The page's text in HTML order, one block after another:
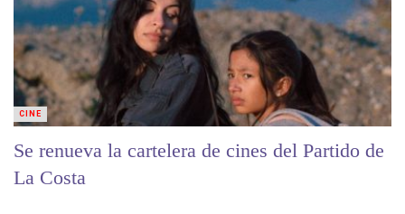
Se renueva la cartelera de cines del Partido de
La Costa
CINE